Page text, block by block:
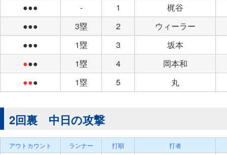
●●● - 1
梶谷
●●●
3塁 2
ウィーラー
●●●
1塁 3
坂本
●●● 1塁 4
岡本和
●●● 1塁 5 丸
2回裏 中日の攻撃
アウトカウント ランナー 打順 打者